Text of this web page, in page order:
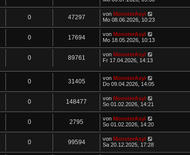
0 47297 von MonsterAsyl
Mo 08.06.2026, 10:23
0 17694 von MonsterAsyl
Mo 18.05.2026, 10:13
0 89761 von MonsterAsyl
Fr 17.04.2026, 14:13
0 31405 von MonsterAsyl
Do 09.04.2026, 14:05
0 148477 von MonsterAsyl
So 01.02.2026, 14:21
0 2795 von MonsterAsyl
So 01.02.2026, 14:20
0 99594 von MonsterAsyl
Sa 20.12.2025, 17:28